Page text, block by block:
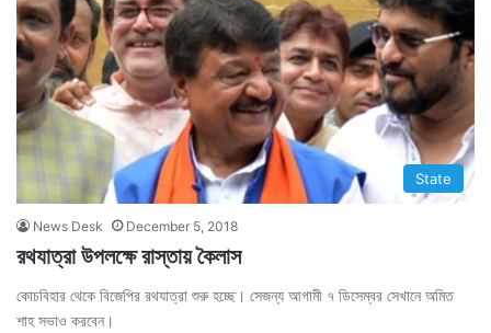
State
News Desk December 5, 2018
রথযাত্রা উপলক্ষে রাস্তায় কৈলাস
কোচবিহার থেকে বিজেপির রথযাত্রা শুরু হচ্ছে। সেজন্য আগামী ৭ ডিসেম্বর সেখানে অমিত
শাহ সভাও করবেন।